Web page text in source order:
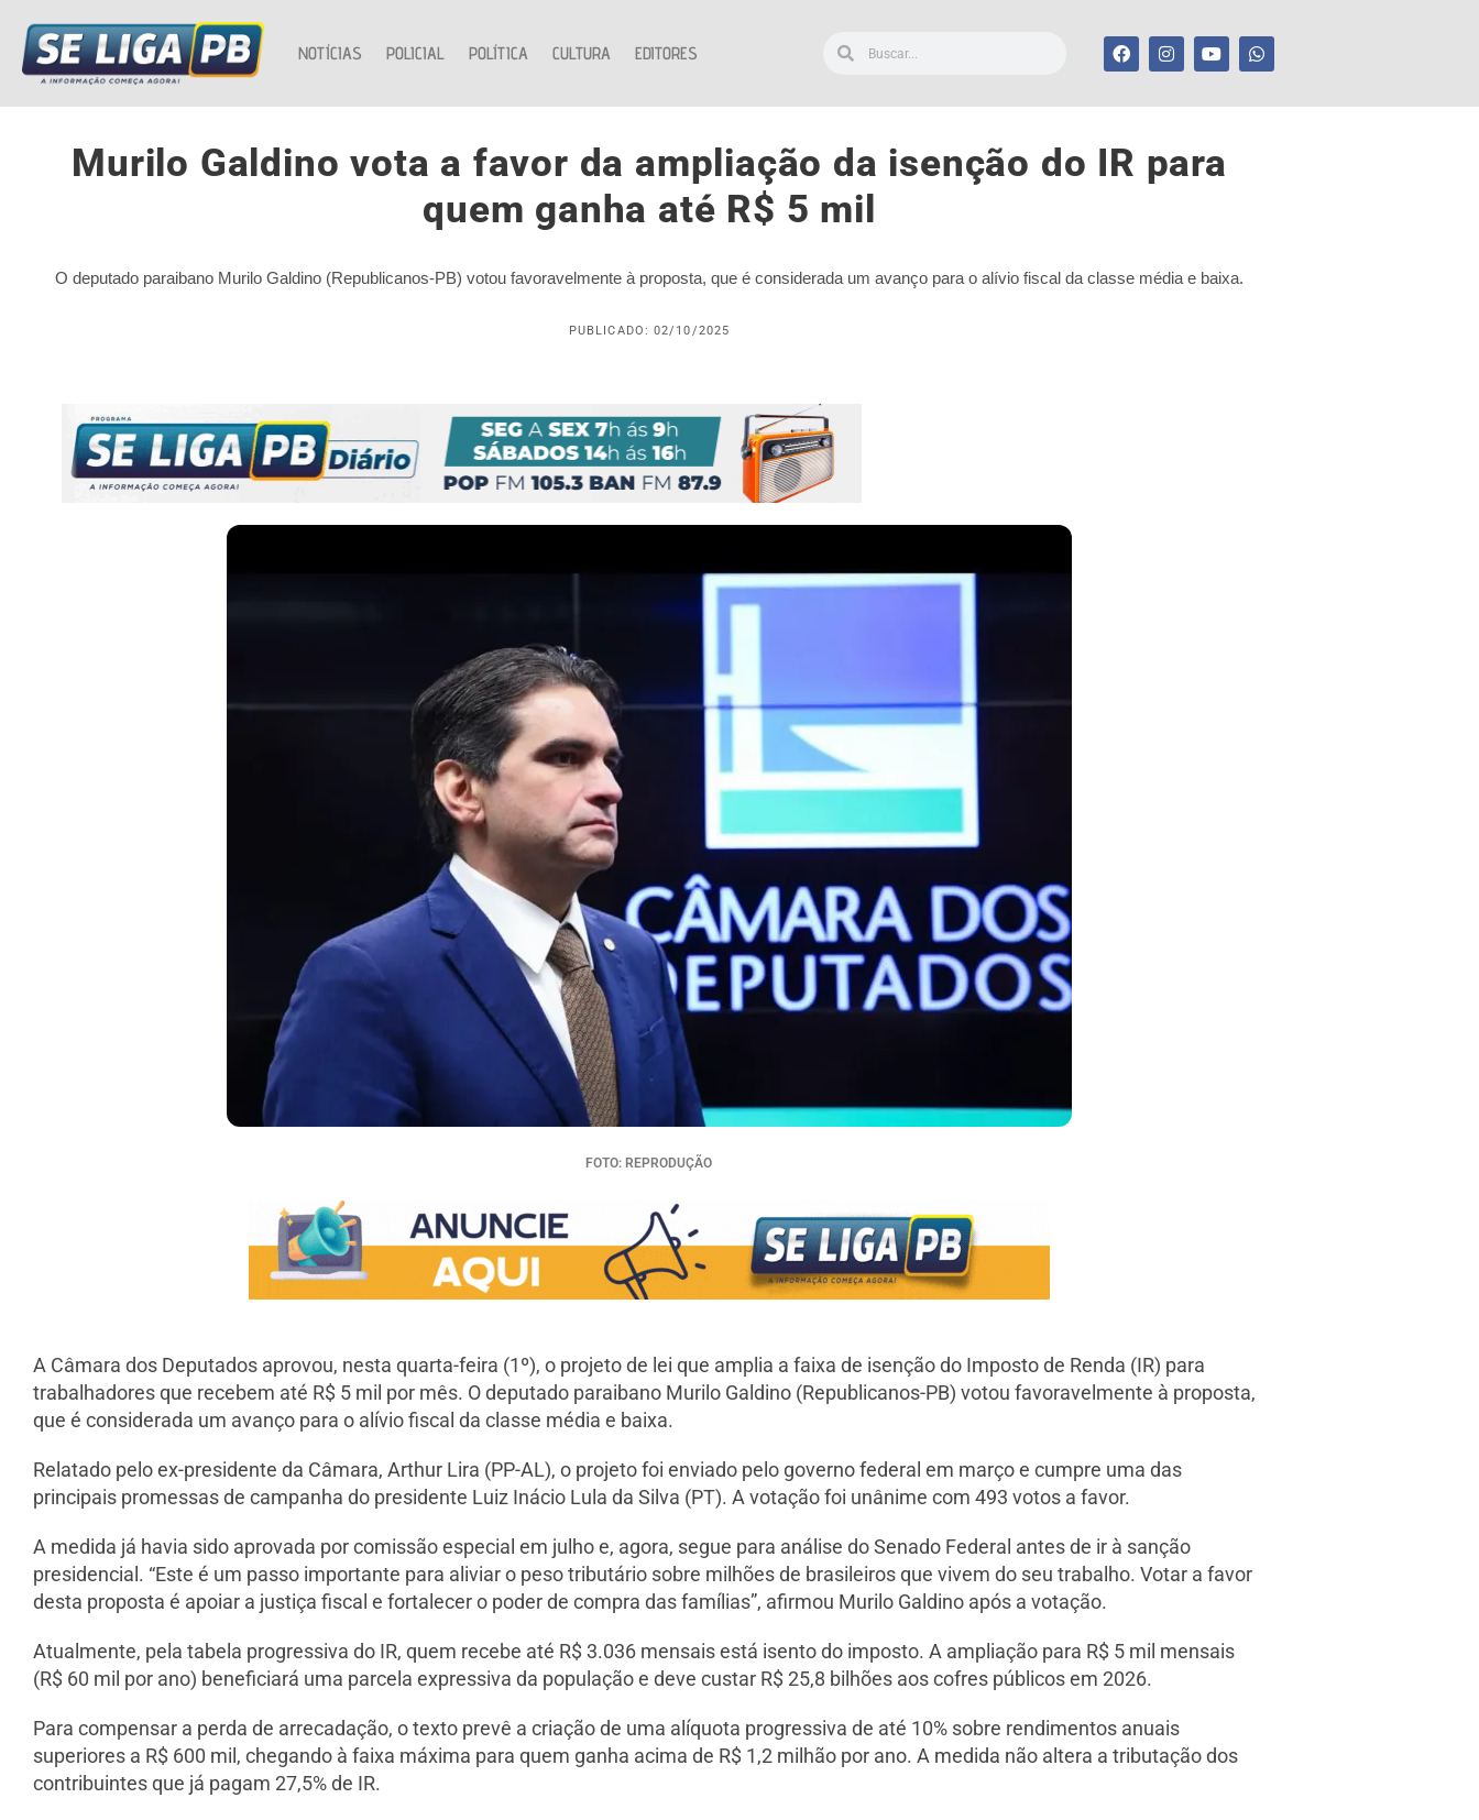
NOTÍCIAS POLICIAL POLÍTICA CULTURA EDITORES
Murilo Galdino vota a favor da ampliação da isenção do IR para
quem ganha até R$ 5 mil
O deputado paraibano Murilo Galdino (Republicanos-PB) votou favoravelmente à proposta, que é considerada um avanço para o alívio fiscal da classe média e baixa.
PUBLICADO: 02/10/2025
FOTO: REPRODUÇÃO
A Câmara dos Deputados aprovou, nesta quarta-feira (1º), o projeto de lei que amplia a faixa de isenção do Imposto de Renda (IR) para
trabalhadores que recebem até R$ 5 mil por mês. O deputado paraibano Murilo Galdino (Republicanos-PB) votou favoravelmente à proposta,
que é considerada um avanço para o alívio fiscal da classe média e baixa.
Relatado pelo ex-presidente da Câmara, Arthur Lira (PP-AL), o projeto foi enviado pelo governo federal em março e cumpre uma das
principais promessas de campanha do presidente Luiz Inácio Lula da Silva (PT). A votação foi unânime com 493 votos a favor.
A medida já havia sido aprovada por comissão especial em julho e, agora, segue para análise do Senado Federal antes de ir à sanção
presidencial. “Este é um passo importante para aliviar o peso tributário sobre milhões de brasileiros que vivem do seu trabalho. Votar a favor
desta proposta é apoiar a justiça fiscal e fortalecer o poder de compra das famílias”, afirmou Murilo Galdino após a votação.
Atualmente, pela tabela progressiva do IR, quem recebe até R$ 3.036 mensais está isento do imposto. A ampliação para R$ 5 mil mensais
(R$ 60 mil por ano) beneficiará uma parcela expressiva da população e deve custar R$ 25,8 bilhões aos cofres públicos em 2026.
Para compensar a perda de arrecadação, o texto prevê a criação de uma alíquota progressiva de até 10% sobre rendimentos anuais
superiores a R$ 600 mil, chegando à faixa máxima para quem ganha acima de R$ 1,2 milhão por ano. A medida não altera a tributação dos
contribuintes que já pagam 27,5% de IR.